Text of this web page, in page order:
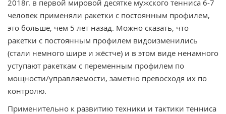
2018г. в первой мировой десятке мужского тенниса 6-7
человек применяли ракетки с постоянным профилем,
это больше, чем 5 лет назад. Можно сказать, что
ракетки с постоянным профилем видоизменились
(стали немного шире и жёстче) и в этом виде ненамного
уступают ракеткам с переменным профилем по
мощности/управляемости, заметно превосходя их по
контролю.
Применительно к развитию техники и тактики тенниса